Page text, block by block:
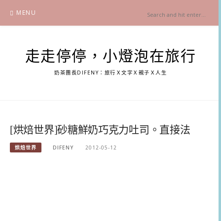
content
MENU
走走停停，小燈泡在旅行
奶茶團長DIFENY：旅行Ｘ文字Ｘ親子Ｘ人生
[烘焙世界]砂糖鮮奶巧克力吐司。直接法
烘焙世界 DIFENY 2012-05-12